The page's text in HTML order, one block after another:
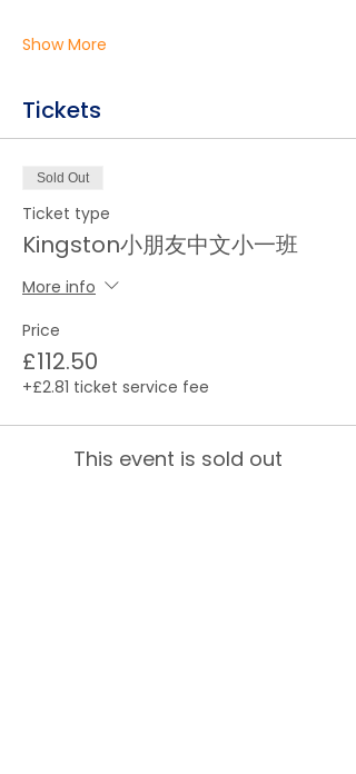
Show More
Tickets
Sold Out
Ticket type
Kingston小朋友中文小一班
More info
Price
£112.50
+£2.81 ticket service fee
This event is sold out